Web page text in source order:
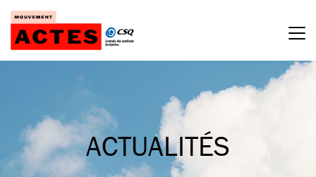
Passer
contenu
ACTUALITÉS